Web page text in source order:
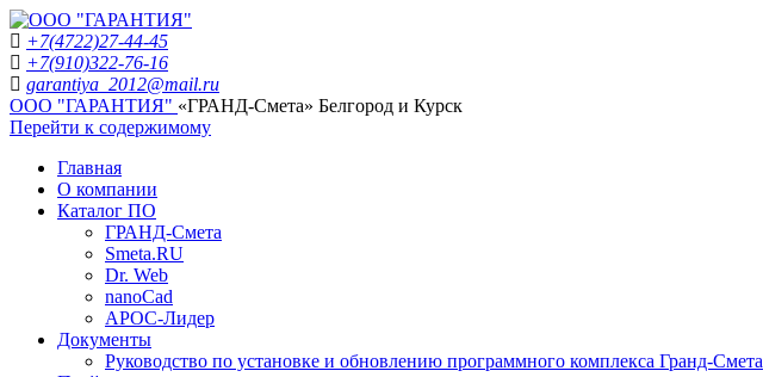
+7(4722)27-44-45
+7(910)322-76-16
garantiya_2012@mail.ru
ООО "ГАРАНТИЯ" «ГРАНД-Смета» Белгород и Курск
Перейти к содержимому
Главная
О компании
Каталог ПО
ГРАНД-Смета
Smeta.RU
Dr. Web
nanoCad
АРОС-Лидер
Документы
Руководство по установке и обновлению программного комплекса Гранд-Смета